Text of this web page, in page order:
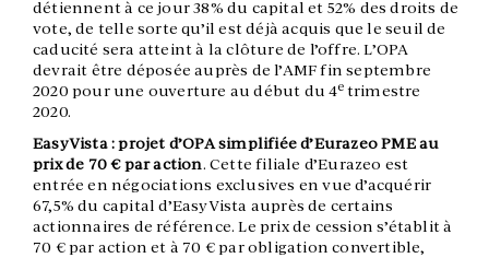
détiennent à ce jour 38% du capital et 52% des droits de
vote, de telle sorte qu’il est déjà acquis que le seuil de
caducité sera atteint à la clôture de l’offre. L’OPA
devrait être déposée auprès de l’AMF fin septembre
2020 pour une ouverture au début du 4e trimestre
2020.
EasyVista : projet d’OPA simplifiée d’Eurazeo PME au
prix de 70 € par action. Cette filiale d’Eurazeo est
entrée en négociations exclusives en vue d’acquérir
67,5% du capital d’EasyVista auprès de certains
actionnaires de référence. Le prix de cession s’établit à
70 € par action et à 70 € par obligation convertible,